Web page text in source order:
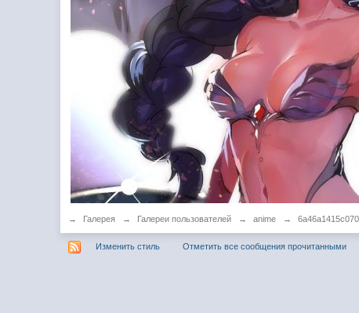
→ Галерея → Галереи пользователей → anime →
Изменить стиль Отметить все сообщения прочитанными